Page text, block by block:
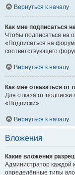
Вернуться к началу
Как мне подписаться
Чтобы подписаться на
«Подписаться на
соответствующего
Вернуться к началу
Как мне отказаться от
Для отказа от
«Подписки».
Вернуться к началу
Вложения
Какие вложения
Администратор каждой
определённые типы